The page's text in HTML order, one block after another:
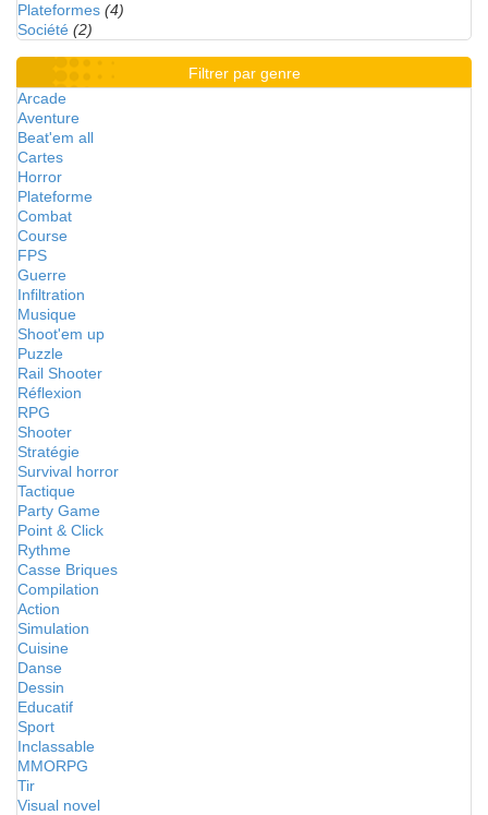
Plateformes (4)
Société (2)
Filtrer par genre
Arcade
Aventure
Beat'em all
Cartes
Horror
Plateforme
Combat
Course
FPS
Guerre
Infiltration
Musique
Shoot'em up
Puzzle
Rail Shooter
Réflexion
RPG
Shooter
Stratégie
Survival horror
Tactique
Party Game
Point & Click
Rythme
Casse Briques
Compilation
Action
Simulation
Cuisine
Danse
Dessin
Educatif
Sport
Inclassable
MMORPG
Tir
Visual novel